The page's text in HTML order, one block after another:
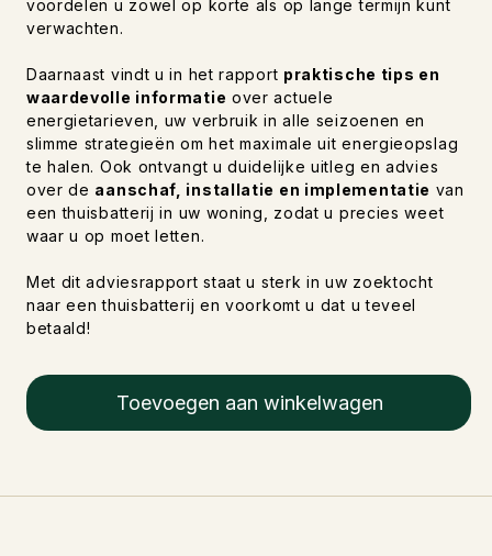
voordelen u zowel op korte als op lange termijn kunt
verwachten.
Daarnaast vindt u in het rapport praktische tips en
waardevolle informatie over actuele
energietarieven, uw verbruik in alle seizoenen en
slimme strategieën om het maximale uit energieopslag
te halen. Ook ontvangt u duidelijke uitleg en advies
over de aanschaf, installatie en implementatie van
een thuisbatterij in uw woning, zodat u precies weet
waar u op moet letten.
Met dit adviesrapport staat u sterk in uw zoektocht
naar een thuisbatterij en voorkomt u dat u teveel
betaald!
Toevoegen aan winkelwagen